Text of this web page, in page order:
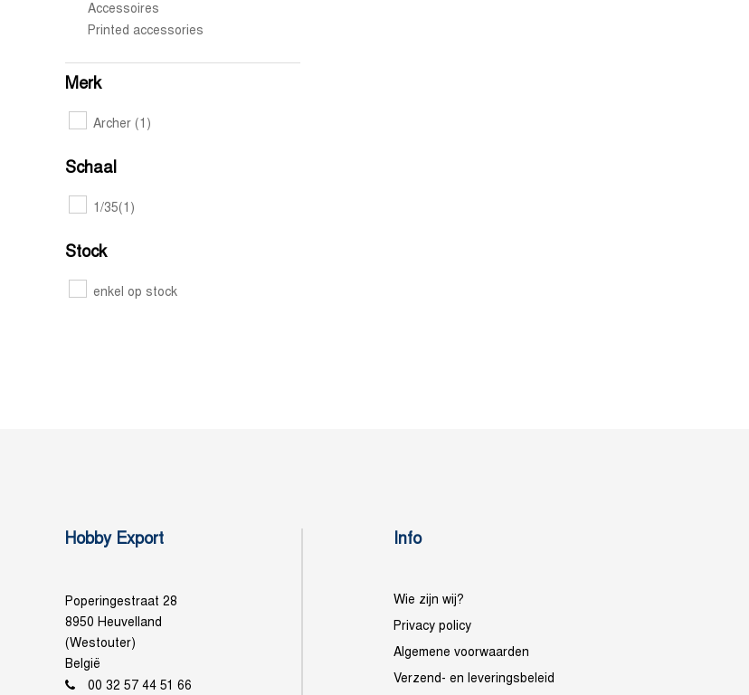
Accessoires
Printed accessories
Merk
Archer (1)
Schaal
1/35(1)
Stock
enkel op stock
Hobby Export
Poperingestraat 28
8950 Heuvelland
(Westouter)
België
00 32 57 44 51 66
Info
Wie zijn wij?
Privacy policy
Algemene voorwaarden
Verzend- en leveringsbeleid